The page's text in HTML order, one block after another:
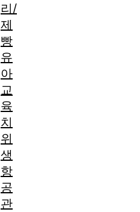
리/
제
빵
유
아
교
육
치
위
생
항
공
관